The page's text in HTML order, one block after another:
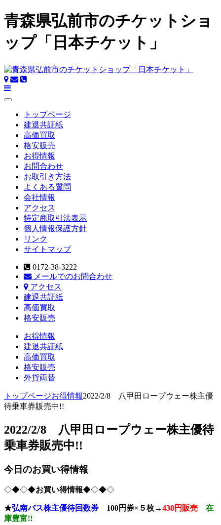
青森県弘前市のチケットショ
ップ「日本チケット」
トップページ
建退共証紙
高価買取
格安販売
お得情報
お問合わせ
お取引き方法
よくある質問
会社情報
アクセス
特定商取引法表示
個人情報保護方針
リンク
サイトマップ
0172-38-3222
メールでのお問合わせ
アクセス
建退共証紙
高価買取
格安販売
お得情報
建退共証紙
高価買取
格安販売
外貨両替
トップページお得情報2022/2/8 八甲田ロープウェー株主優
待乗車券販売中!!
2022/2/8 八甲田ロープウェー株主優待
乗車券販売中!!
今日のお買い得情報
◇◆◇◆お買い得情報◆◇◆◇
★弘南バス株主優待回数券 100円券×５枚→430円販売
在
庫豊富!!